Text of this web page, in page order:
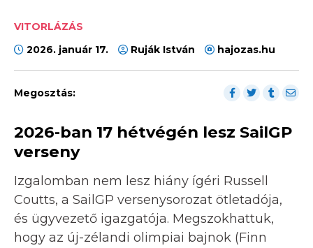
VITORLÁZÁS
2026. január 17.
Ruják István hajozas.hu
Megosztás:
2026-ban 17 hétvégén lesz SailGP
verseny
Izgalomban nem lesz hiány ígéri Russell
Coutts, a SailGP versenysorozat ötletadója,
és ügyvezető igazgatója. Megszokhattuk,
hogy az új-zélandi olimpiai bajnok (Finn